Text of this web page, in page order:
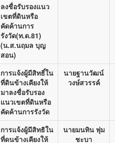
ลงชื่อรับรองแนว
เขตที่ดินหรือ
คัดค้านการ
รังวัด(ท.ด.81)
(น.ส.นฤมล บุญ
สอน)
การแจ้งผู้มีสิทธิ์ใน
ที่ดินข้างเคียงให้
มาลงชื่อรับรอง
แนวเขตที่ดินหรือ
คัดค้านการรังวัด
นายฐานวัฒน์
วงษ์สวรรค์
การแจ้งผู้มีสิทธิใน
ที่ดนข้างเคียงให้
นายมนทิน พุ่ม
ชะบา